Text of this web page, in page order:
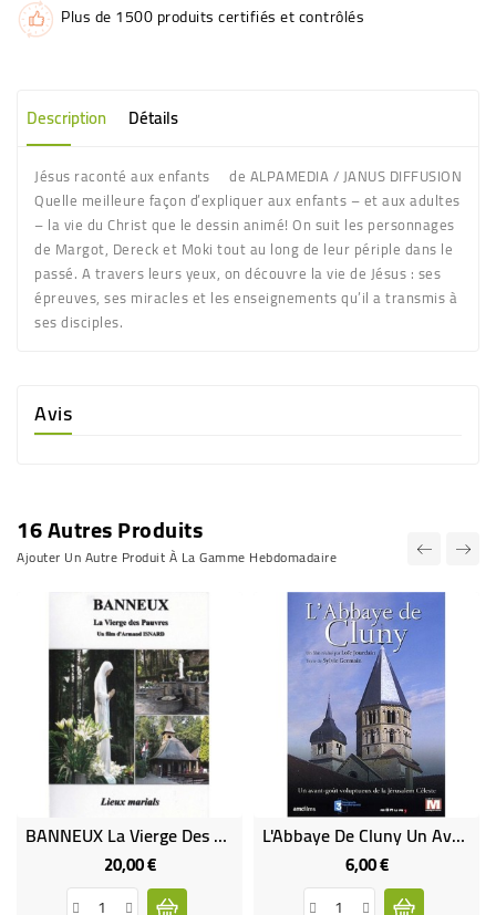
Plus de 1500 produits certifiés et contrôlés
Description Détails
Jésus raconté aux enfants de ALPAMEDIA / JANUS DIFFUSION
Quelle meilleure façon d’expliquer aux enfants – et aux adultes
– la vie du Christ que le dessin animé! On suit les personnages
de Margot, Dereck et Moki tout au long de leur périple dans le
passé. A travers leurs yeux, on découvre la vie de Jésus : ses
épreuves, ses miracles et les enseignements qu’il a transmis à
ses disciples.
Avis
16 Autres Produits
Ajouter Un Autre Produit À La Gamme Hebdomadaire
BANNEUX La Vierge Des Pauvres
20,00 €Prix
L'Abbaye De Cluny Un Avant-Goût Voluptueux De La Jérusalem Céleste (DVD Occasion)
6,00 €Prix